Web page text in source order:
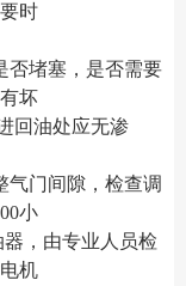
时
否堵塞，是否需要
坏
回油处应无渗
气门间隙，检查调
小
，由专业人员检
机